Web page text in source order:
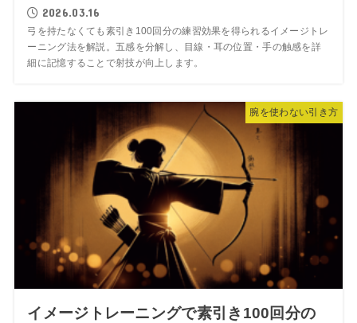
2026.03.16
弓を持たなくても素引き100回分の練習効果を得られるイメージトレ
ーニング法を解説。五感を分解し、目線・耳の位置・手の触感を詳
細に記憶することで射技が向上します。
腕を使わない引き方
イメージトレーニングで素引き100回分の